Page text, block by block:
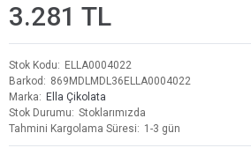
3.281 TL
Stok Kodu
ELLA0004022
Barkod
869MDLMDL36ELLA0004022
Marka
Ella Çikolata
Stok Durumu
Stoklarımızda
Tahmini Kargolama Süresi
1-3 gün